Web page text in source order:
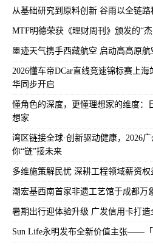
从基础研究到原料创新 谷雨以全链
MTF明德荣获《理财周刊》颁发的“
墨迹天气携手西藏航空 启动高高原
2026懂车帝DCar直线竞速锦标赛上
华同步开启
懂角色的深度，更懂理想家的维度：
想家
湾区链接全球·创新驱动健康，2026
你“链”接未来
多维施策解民忧 深耕工程领域薪资权
潮宏基西南首家非遗工艺馆于成都万
暑期出行迎体验升级 广发信用卡打
Sun Life永明发布全新价值主张——「